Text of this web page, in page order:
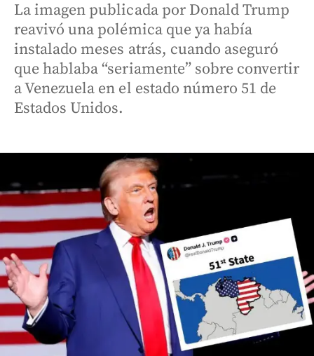
La imagen publicada por Donald Trump
reavivó una polémica que ya había
instalado meses atrás, cuando aseguró
que hablaba “seriamente” sobre convertir
a Venezuela en el estado número 51 de
Estados Unidos.